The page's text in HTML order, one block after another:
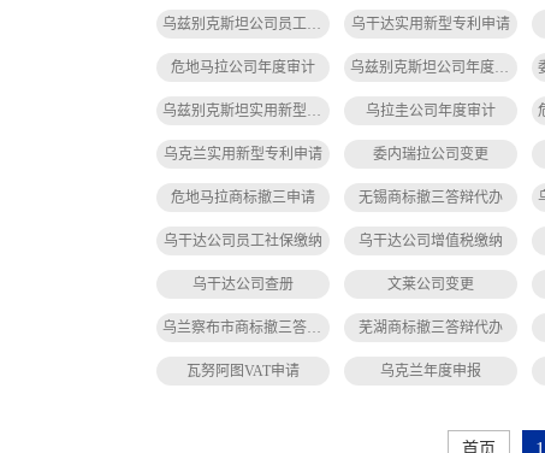
乌兹别克斯坦公司员工个人所得税缴纳 乌干达实用新型专利申请
危地马拉公司年度审计 乌兹别克斯坦公司年度审计
乌兹别克斯坦实用新型专利申请 乌拉圭公司年度审计
乌克兰实用新型专利申请 委内瑞拉公司变更
危地马拉商标撤三申请 无锡商标撤三答辩代办
乌干达公司员工社保缴纳 乌干达公司增值税缴纳
乌干达公司查册 文莱公司变更
乌兰察布市商标撤三答辩代办 芜湖商标撤三答辩代办
瓦努阿图VAT申请 乌克兰年度申报
首页 1